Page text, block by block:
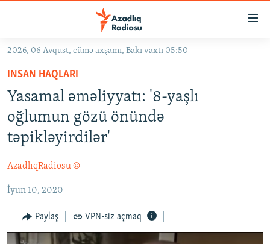
Əsas
qayıt
Əsas
naviqasiyaya
qayıt
Axtarışa
KORRUPSIOMETR
#ƏSLINDƏ
QANUNI DOĞRU
ARAŞDIRMA
MULTIMEDIA
VIDEO
RADIO ARXIV
2026, 06 Avqust, cümə axşamı, Bakı vaxtı 05:50
INSAN HAQLARI
Yasamal əməliyyatı: '8-yaşlı
oğlumun gözü önündə
təpikləyirdilər'
AzadlıqRadiosu ©
İyun 10, 2020
Paylaş VPN-siz açmaq